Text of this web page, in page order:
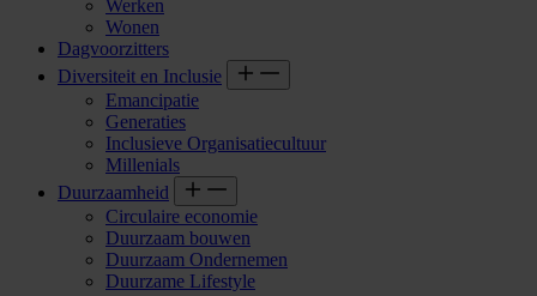
Werken
Wonen
Dagvoorzitters
Diversiteit en Inclusie
Emancipatie
Generaties
Inclusieve Organisatiecultuur
Millenials
Duurzaamheid
Circulaire economie
Duurzaam bouwen
Duurzaam Ondernemen
Duurzame Lifestyle